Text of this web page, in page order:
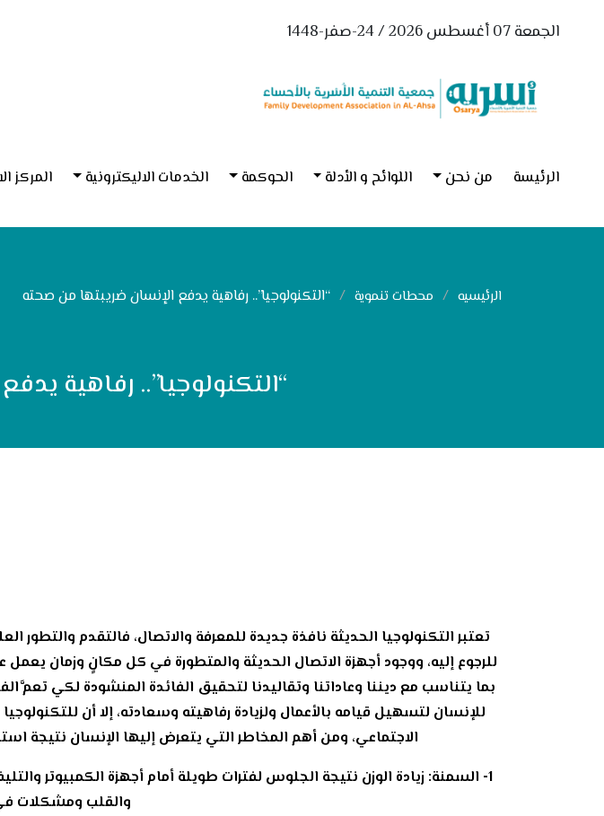
الجمعة 07 أغسطس 2026 / 24-صفر-1448
الرئيسة من نحن اللوائح و الأدلة الحوكمة الخدمات الاليكترونية المركز
الرئيسيه محطات تنموية “التكنولوجيا”.. رفاهية يدفع الإنسان ضريبتها من صحته
“التكنولوجيا”.. رفاهية
تعتبر التكنولوجيا الحديثة نافذة جديدة للمعرفة والاتصال، فالتقدم
للرجوع إليه، ووجود أجهزة الاتصال الحديثة والمتطورة في كل مكانٍ وزمان
بما يتناسب مع ديننا وعاداتنا وتقاليدنا لتحقيق الفائدة المنشودة لكي تعمَّ
للإنسان لتسهيل قيامه بالأعمال ولزيادة رفاهيته وسعادته، إلا أن
الاجتماعي، ومن أهم المخاطر التي يتعرض إليها الإنسان نتيجة
1- السمنة: زيادة الوزن نتيجة الجلوس لفترات طويلة أمام أجهزة الكمبيوتر
والقلب ومشكلات